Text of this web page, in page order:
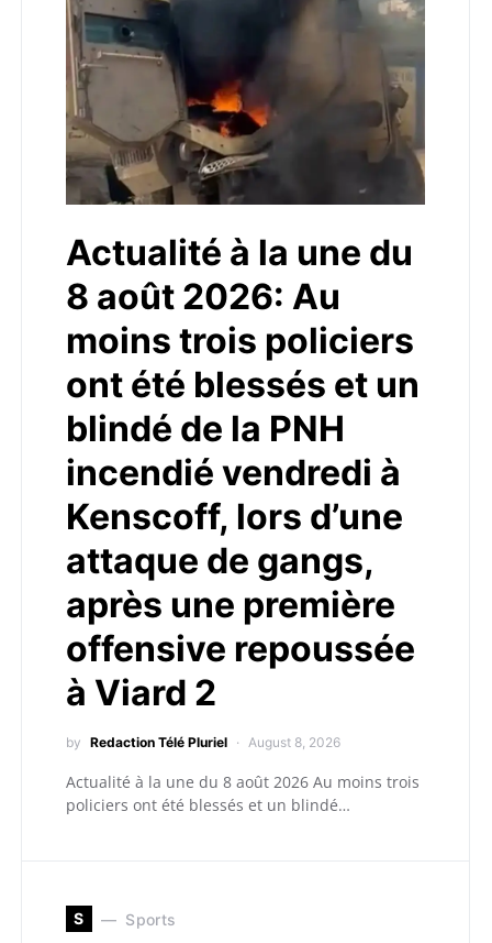
Actualité à la une du
8 août 2026: Au
moins trois policiers
ont été blessés et un
blindé de la PNH
incendié vendredi à
Kenscoff, lors d’une
attaque de gangs,
après une première
offensive repoussée
à Viard 2
by Redaction Télé Pluriel August 8, 2026
Actualité à la une du 8 août 2026 Au moins trois
policiers ont été blessés et un blindé…
S Sports